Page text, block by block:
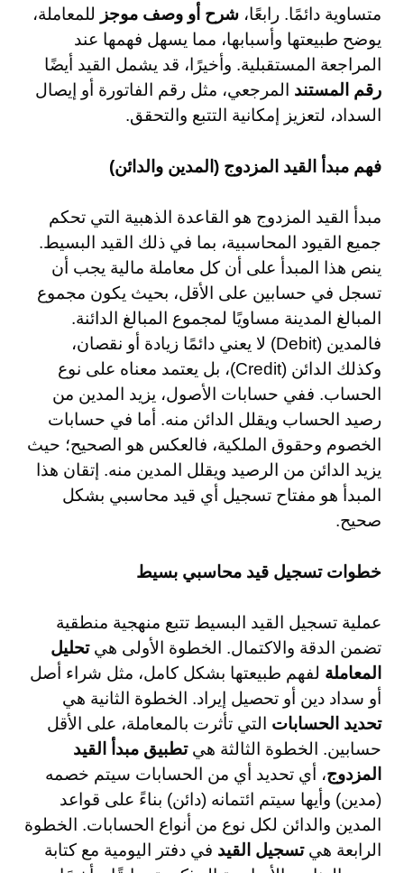
متساوية دائمًا. رابعًا، شرح أو وصف موجز للمعاملة،
يوضح طبيعتها وأسبابها، مما يسهل فهمها عند
المراجعة المستقبلية. وأخيرًا، قد يشمل القيد أيضًا
رقم المستند المرجعي، مثل رقم الفاتورة أو إيصال
السداد، لتعزيز إمكانية التتبع والتحقق.
فهم مبدأ القيد المزدوج (المدين والدائن)
مبدأ القيد المزدوج هو القاعدة الذهبية التي تحكم
جميع القيود المحاسبية، بما في ذلك القيد البسيط.
ينص هذا المبدأ على أن كل معاملة مالية يجب أن
تسجل في حسابين على الأقل، بحيث يكون مجموع
المبالغ المدينة مساويًا لمجموع المبالغ الدائنة.
فالمدين (Debit) لا يعني دائمًا زيادة أو نقصان،
وكذلك الدائن (Credit)، بل يعتمد معناه على نوع
الحساب. ففي حسابات الأصول، يزيد المدين من
رصيد الحساب ويقلل الدائن منه. أما في حسابات
الخصوم وحقوق الملكية، فالعكس هو الصحيح؛ حيث
يزيد الدائن من الرصيد ويقلل المدين منه. إتقان هذا
المبدأ هو مفتاح تسجيل أي قيد محاسبي بشكل
صحيح.
خطوات تسجيل قيد محاسبي بسيط
عملية تسجيل القيد البسيط تتبع منهجية منطقية
تضمن الدقة والاكتمال. الخطوة الأولى هيتحليل
المعاملة لفهم طبيعتها بشكل كامل، مثل شراء أصل
أو سداد دين أو تحصيل إيراد. الخطوة الثانية هي
تحديد الحسابات التي تأثرت بالمعاملة، على الأقل
حسابين. الخطوة الثالثة هيتطبيق مبدأ القيد
المزدوج، أي تحديد أي من الحسابات سيتم خصمه
(مدين) وأيها سيتم ائتمانه (دائن) بناءً على قواعد
المدين والدائن لكل نوع من أنواع الحسابات. الخطوة
الرابعة هيتسجيل القيد في دفتر اليومية مع كتابة